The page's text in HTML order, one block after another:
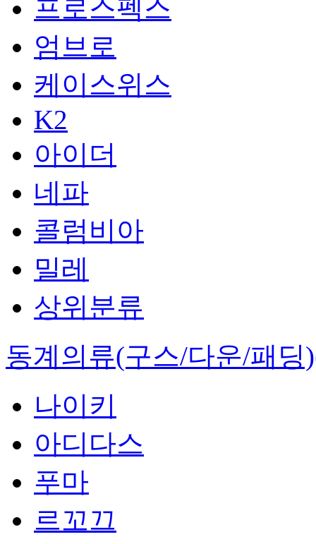
프로스펙스
엄브로
케이스위스
K2
아이더
네파
콜럼비아
밀레
상위분류
동계의류(구스/다운/패딩
나이키
아디다스
푸마
르꼬끄